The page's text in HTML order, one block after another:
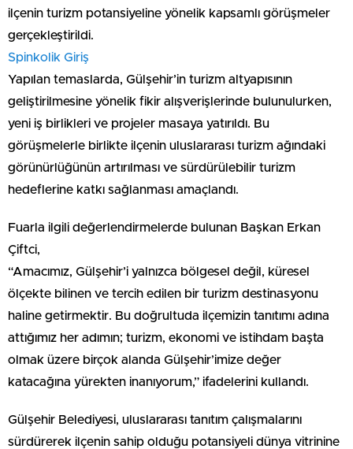
ilçenin turizm potansiyeline yönelik kapsamlı görüşmeler
gerçekleştirildi.
Spinkolik Giriş
Yapılan temaslarda, Gülşehir’in turizm altyapısının
geliştirilmesine yönelik fikir alışverişlerinde bulunulurken,
yeni iş birlikleri ve projeler masaya yatırıldı. Bu
görüşmelerle birlikte ilçenin uluslararası turizm ağındaki
görünürlüğünün artırılması ve sürdürülebilir turizm
hedeflerine katkı sağlanması amaçlandı.
Fuarla ilgili değerlendirmelerde bulunan Başkan Erkan
Çiftci,
“Amacımız, Gülşehir’i yalnızca bölgesel değil, küresel
ölçekte bilinen ve tercih edilen bir turizm destinasyonu
haline getirmektir. Bu doğrultuda ilçemizin tanıtımı adına
attığımız her adımın; turizm, ekonomi ve istihdam başta
olmak üzere birçok alanda Gülşehir’imize değer
katacağına yürekten inanıyorum,” ifadelerini kullandı.
Gülşehir Belediyesi, uluslararası tanıtım çalışmalarını
sürdürerek ilçenin sahip olduğu potansiyeli dünya vitrinine